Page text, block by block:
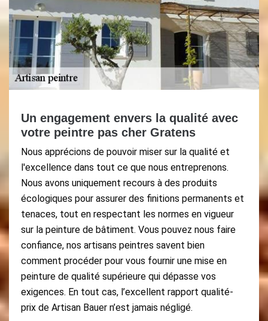
Un engagement envers la qualité avec
votre peintre pas cher Gratens
Nous apprécions de pouvoir miser sur la qualité et
l'excellence dans tout ce que nous entreprenons.
Nous avons uniquement recours à des produits
écologiques pour assurer des finitions permanents et
tenaces, tout en respectant les normes en vigueur
sur la peinture de bâtiment. Vous pouvez nous faire
confiance, nos artisans peintres savent bien
comment procéder pour vous fournir une mise en
peinture de qualité supérieure qui dépasse vos
exigences. En tout cas, l’excellent rapport qualité-
prix de Artisan Bauer n’est jamais négligé.